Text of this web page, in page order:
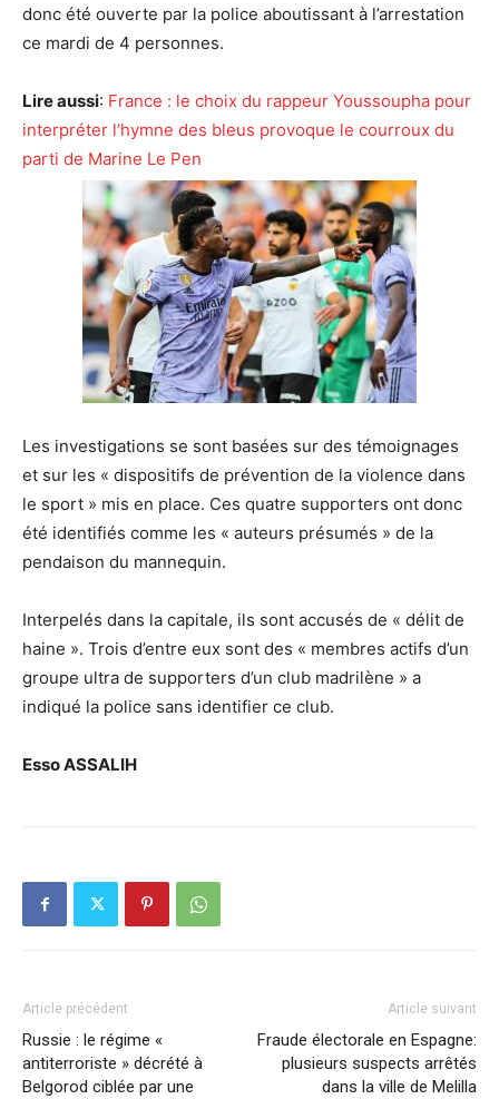
donc été ouverte par la police aboutissant à l’arrestation
ce mardi de 4 personnes.
Lire aussi: France : le choix du rappeur Youssoupha pour
interpréter l’hymne des bleus provoque le courroux du
parti de Marine Le Pen
Les investigations se sont basées sur des témoignages
et sur les « dispositifs de prévention de la violence dans
le sport » mis en place. Ces quatre supporters ont donc
été identifiés comme les « auteurs présumés » de la
pendaison du mannequin.
Interpelés dans la capitale, ils sont accusés de « délit de
haine ». Trois d’entre eux sont des « membres actifs d’un
groupe ultra de supporters d’un club madrilène » a
indiqué la police sans identifier ce club.
Esso ASSALIH
Article précédent
Russie : le régime «
antiterroriste » décrété à
Belgorod ciblée par une
Article suivant
Fraude électorale en Espagne:
plusieurs suspects arrêtés
dans la ville de Melilla